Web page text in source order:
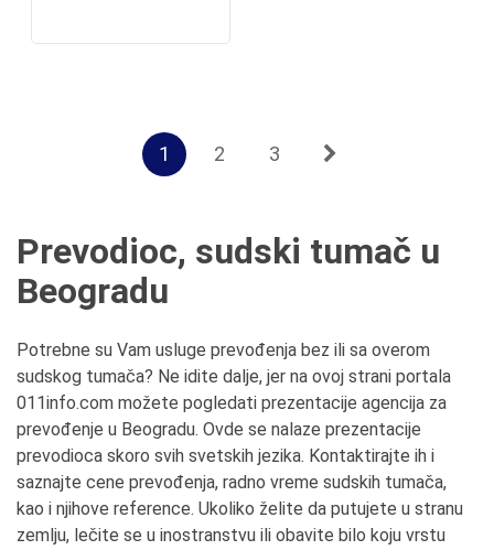
1 2 3
Prevodioc, sudski tumač u
Beogradu
Potrebne su Vam usluge prevođenja bez ili sa overom
sudskog tumača? Ne idite dalje, jer na ovoj strani portala
011info.com možete pogledati prezentacije agencija za
prevođenje u Beogradu. Ovde se nalaze prezentacije
prevodioca skoro svih svetskih jezika. Kontaktirajte ih i
saznajte cene prevođenja, radno vreme sudskih tumača,
kao i njihove reference. Ukoliko želite da putujete u stranu
zemlju, lečite se u inostranstvu ili obavite bilo koju vrstu